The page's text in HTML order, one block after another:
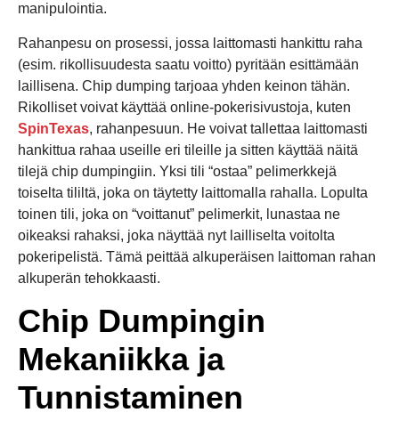
manipulointia.
Rahanpesu on prosessi, jossa laittomasti hankittu raha
(esim. rikollisuudesta saatu voitto) pyritään esittämään
laillisena. Chip dumping tarjoaa yhden keinon tähän.
Rikolliset voivat käyttää online-pokerisivustoja, kuten
SpinTexas, rahanpesuun. He voivat tallettaa laittomasti
hankittua rahaa useille eri tileille ja sitten käyttää näitä
tilejä chip dumpingiin. Yksi tili “ostaa” pelimerkkejä
toiselta tililtä, joka on täytetty laittomalla rahalla. Lopulta
toinen tili, joka on “voittanut” pelimerkit, lunastaa ne
oikeaksi rahaksi, joka näyttää nyt lailliselta voitolta
pokeripelistä. Tämä peittää alkuperäisen laittoman rahan
alkuperän tehokkaasti.
Chip Dumpingin
Mekaniikka ja
Tunnistaminen